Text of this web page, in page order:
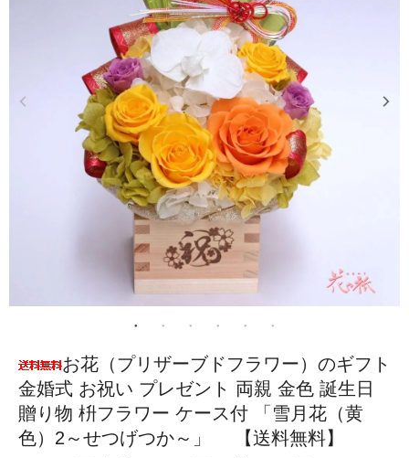
お花（プリザーブドフラワー）のギフト
金婚式 お祝い プレゼント 両親 金色 誕生日
贈り物 枡フラワー ケース付 「雪月花（黄
色）2～せつげつか～」 【送料無料】